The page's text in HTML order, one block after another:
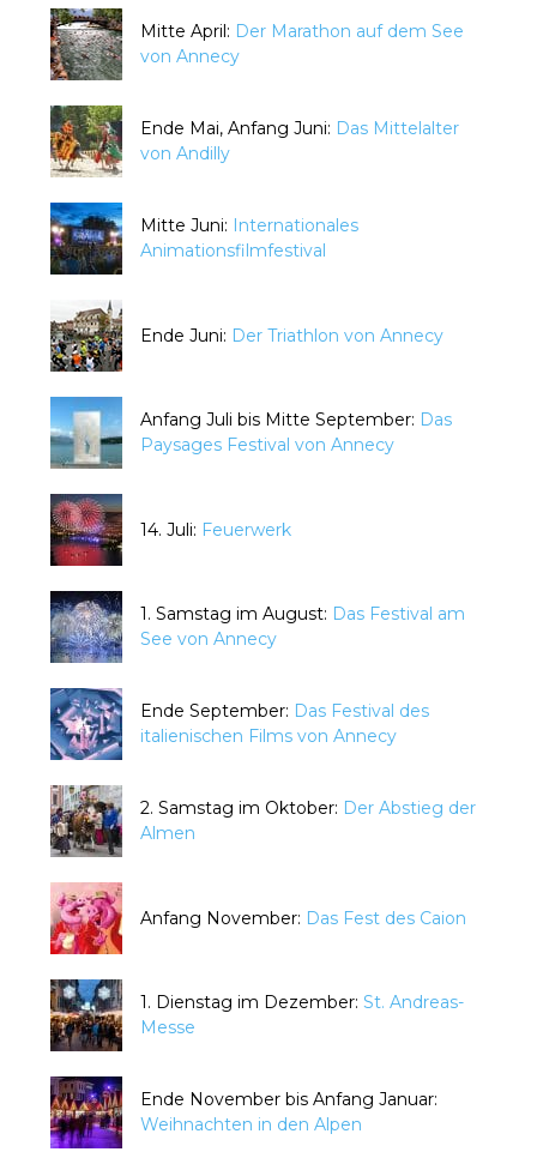
Mitte April: Der Marathon auf dem See
von Annecy
Ende Mai, Anfang Juni: Das Mittelalter
von Andilly
Mitte Juni: Internationales
Animationsfilmfestival
Ende Juni: Der Triathlon von Annecy
Anfang Juli bis Mitte September: Das
Paysages Festival von Annecy
14. Juli: Feuerwerk
1. Samstag im August: Das Festival am
See von Annecy
Ende September: Das Festival des
italienischen Films von Annecy
2. Samstag im Oktober: Der Abstieg der
Almen
Anfang November: Das Fest des Caion
1. Dienstag im Dezember: St. Andreas-
Messe
Ende November bis Anfang Januar:
Weihnachten in den Alpen